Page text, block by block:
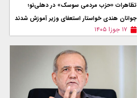
تظاهرات «حزب مردمی سوسک» در دهلی‌نو؛
جوانان هندی خواستار استعفای وزیر آموزش شدند
۱۷ جوزا ۱۴۰۵